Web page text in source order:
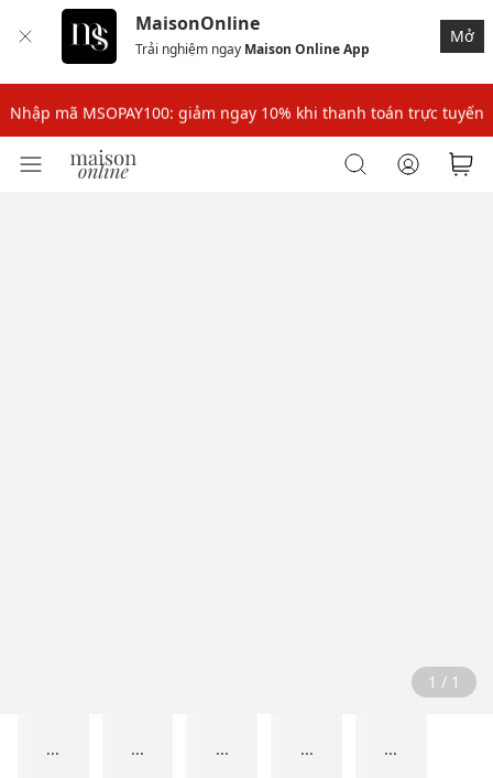
MaisonOnline
Trải nghiệm ngay Maison Online App
Mở
Nhập mã: MSOXINCHAO - Giảm 10% đơn đầu cho thành viên mới!
Nhập mã MSOPAY100: giảm ngay 10% khi thanh toán trực tuyến
Nhập mã: MSOXINCHAO - Giảm 10% đơn đầu cho thành viên mới!
1 / 1
... ... ... ... ...